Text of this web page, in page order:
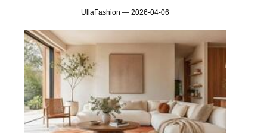
UllaFashion — 2026-04-06